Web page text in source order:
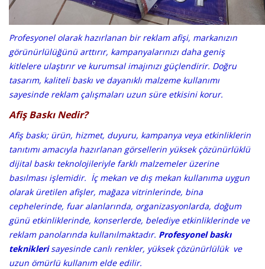
Profesyonel olarak hazırlanan bir reklam afişi, markanızın
görünürlülüğünü arttırır, kampanyalarınızı daha geniş
kitlelere ulaştırır ve kurumsal imajınızı güçlendirir. Doğru
tasarım, kaliteli baskı ve dayanıklı malzeme kullanımı
sayesinde reklam çalışmaları uzun süre etkisini korur.
Afiş Baskı Nedir?
Afiş baskı; ürün, hizmet, duyuru, kampanya veya etkinliklerin
tanıtımı amacıyla hazırlanan görsellerin yüksek çözünürlüklü
dijital baskı teknolojileriyle farklı malzemeler üzerine
basılması işlemidir. İç mekan ve dış mekan kullanıma uygun
olarak üretilen afişler, mağaza vitrinlerinde, bina
cephelerinde, fuar alanlarında, organizasyonlarda, doğum
günü etkinliklerinde, konserlerde, belediye etkinliklerinde ve
reklam panolarında kullanılmaktadır. Profesyonel baskı
tekniklerisayesinde canlı renkler, yüksek çözünürlülük ve
uzun ömürlü kullanım elde edilir.